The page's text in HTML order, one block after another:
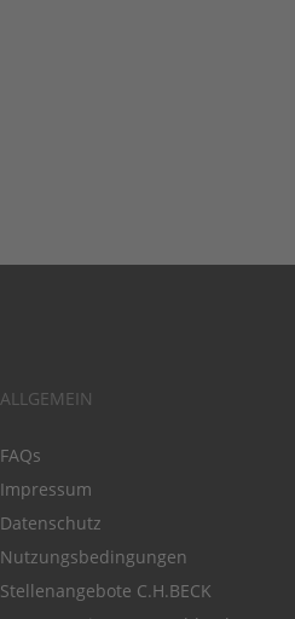
ALLGEMEIN
FAQs
Impressum
Datenschutz
Nutzungsbedingungen
Stellenangebote C.H.BECK